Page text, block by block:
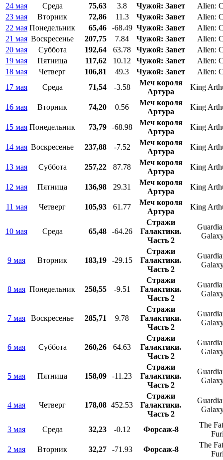
24 мая Среда 75,63 3.8 Чужой: Завет
Alien:
23 мая
Вторник 72,86 11.3 Чужой: Завет
Alien:
22 мая Понедельник 65,46 -68.49 Чужой: Завет
Alien:
21 мая Воскресенье 207,75 7.84 Чужой: Завет
Alien:
20 мая
Суббота 192,64 63.78 Чужой: Завет
Alien:
19 мая
Пятница 117,62 10.12 Чужой: Завет
Alien:
18 мая
Четверг 106,81 49.3 Чужой: Завет
Alien:
17 мая
Среда 71,54 -3.58
Меч короля
Артура
King
16 мая Вторник 74,20 0.56
Меч короля
Артура
King
15 мая Понедельник 73,79 -68.98
Меч короля
Артура
King
14 мая Воскресенье 237,88 -7.52
Меч короля
Артура
King
13 мая Суббота 257,22 87.78
Меч короля
Артура
King
12 мая Пятница 136,98 29.31
Меч короля
Артура
King
11 мая Четверг 105,93 61.77
Меч короля
Артура
King
10 мая Среда 65,48 -64.26
Стражи
Галактики.
Часть 2
9 мая Вторник 183,19 -29.15
Стражи
Галактики.
Часть 2
8 мая Понедельник 258,55 -9.51
Стражи
Галактики.
Часть 2
7 мая Воскресенье 285,71 9.78
Стражи
Галактики.
Часть 2
6 мая Суббота 260,26 64.63
Стражи
Галактики.
Часть 2
5 мая Пятница 158,09 -11.23
Стражи
Галактики.
Часть 2
4 мая Четверг 178,08 452.53
Стражи
Галактики.
Часть 2
3 мая Среда 32,23 -0.12 Форсаж-8
The
2 мая
Вторник 32,27 -71.93 Форсаж-8
The